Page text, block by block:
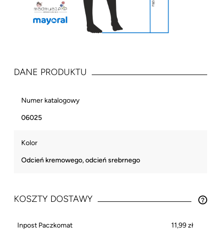
DANE PRODUKTU
Numer katalogowy
06025
Kolor
Odcień kremowego, odcień srebrnego
KOSZTY DOSTAWY
Inpost Paczkomat 11,99 zł